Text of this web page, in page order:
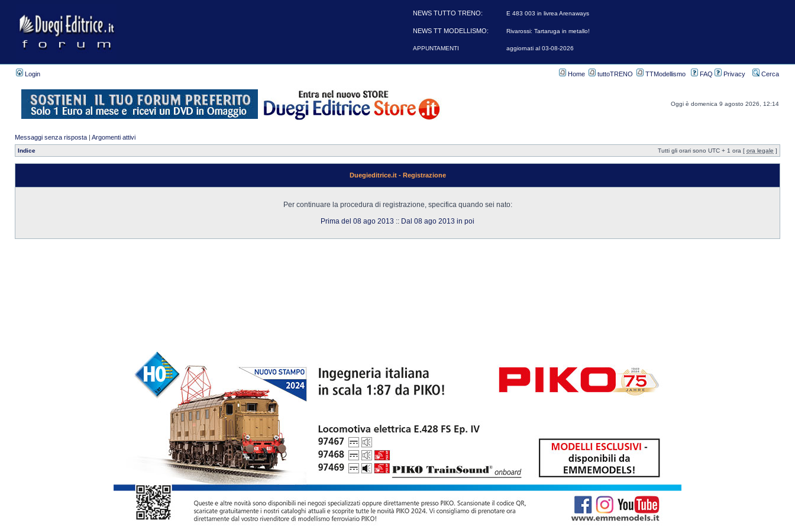
Login Home tuttoTRENO TTModellismo FAQ Privacy Cerca
Oggi è domenica 9 agosto 2026, 12:14
Messaggi senza risposta | Argomenti attivi
Indice Tutti gli orari sono UTC + 1 ora [ ora legale ]
Duegieditrice.it - Registrazione
Per continuare la procedura di registrazione, specifica quando sei nato:
Prima del 08 ago 2013 :: Dal 08 ago 2013 in poi
NEWS TUTTO TRENO: E 483 003 in livrea Arenaways
NEWS TT MODELLISMO: Rivarossi: Tartaruga in metallo!
APPUNTAMENTI aggiornati al 03-08-2026